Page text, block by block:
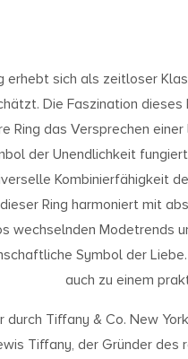
erhebt sich als zeitloser
Die Faszination
Ring das Versprechen
der Unendlichkeit
Kombinierfähigkeit
Ring harmoniert mit
wechselnden Modetrends
Symbol der
auch zu einem
durch Tiffany & Co. New
Tiffany, der Gründer